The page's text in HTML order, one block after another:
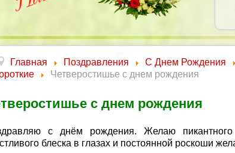
Главная Поздравления
С Днем Рождения
Четверостишье с днем рождения
с днем рождения
с днём рождения. Желаю пикантного
блеска в глазах и постоянной роскоши